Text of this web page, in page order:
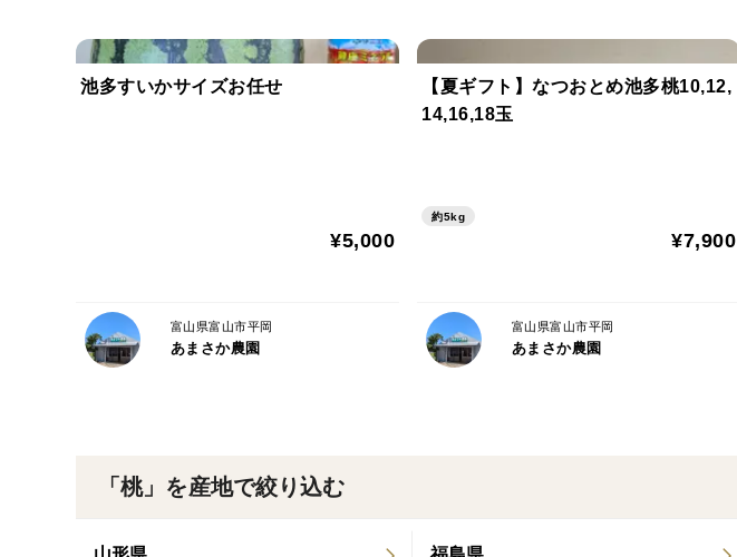
「桃」を産地で絞り込む
池多すいかサイズお任せ
¥5,000
富山県富山市平岡
あまさか農園
【夏ギフト】なつおとめ池多桃10,12,
14,16,18玉
約5kg
¥7,900
富山県富山市平岡
あまさか農園